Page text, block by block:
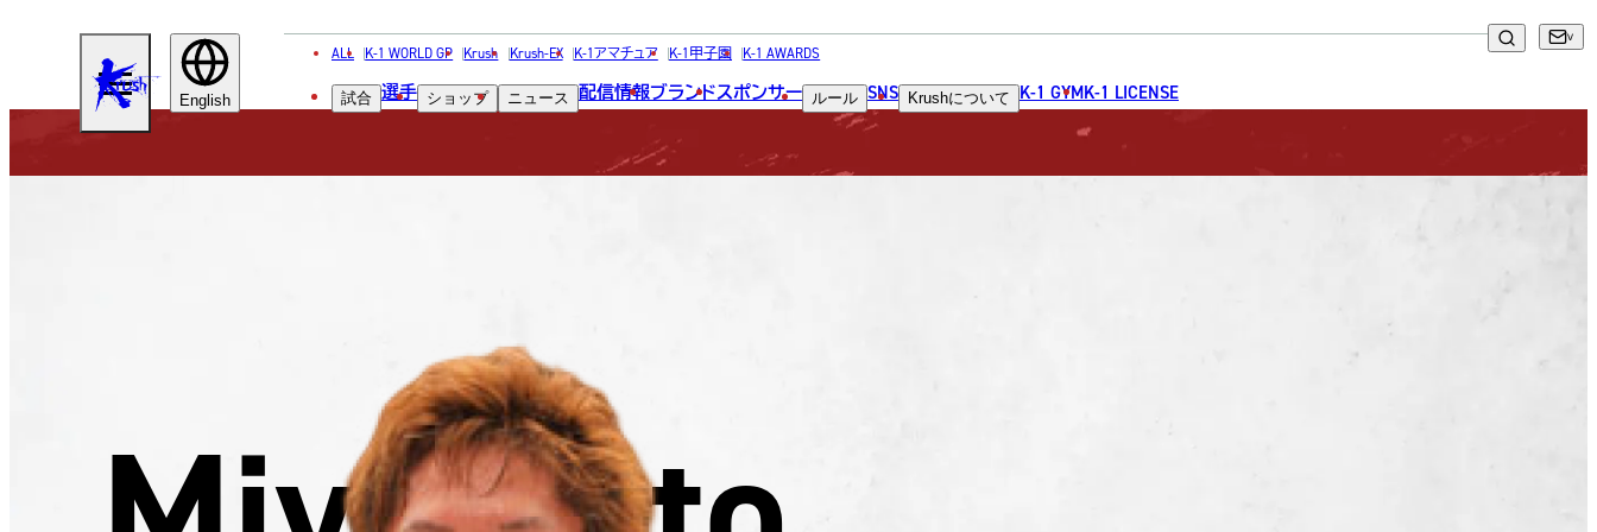
KRUSHEnglish
ALL K-1 WORLD GP Krush Krush-EX K-1アマチュア K-1甲子園 K-1 AWARDS
試合 選手 ショップ ニュース 配信情報ブランドスポンサー ルール SNS Krushについて K-1 GYMK-1 LICENSE
FIGHTER